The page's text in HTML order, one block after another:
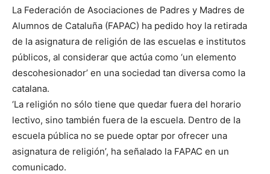
La Federación de Asociaciones de Padres y Madres de
Alumnos de Cataluña (FAPAC) ha pedido hoy la retirada
de la asignatura de religión de las escuelas e institutos
públicos, al considerar que actúa como ‘un elemento
descohesionador’ en una sociedad tan diversa como la
catalana.
‘La religión no sólo tiene que quedar fuera del horario
lectivo, sino también fuera de la escuela. Dentro de la
escuela pública no se puede optar por ofrecer una
asignatura de religión’, ha señalado la FAPAC en un
comunicado.